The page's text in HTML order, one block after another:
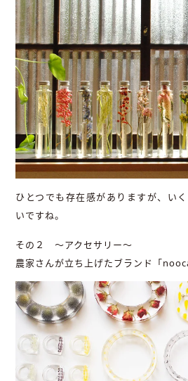
ひとつでも存在感がありますが、い
いですね。
その２ ～アクセサリー～
農家さんが立ち上げたブランド「